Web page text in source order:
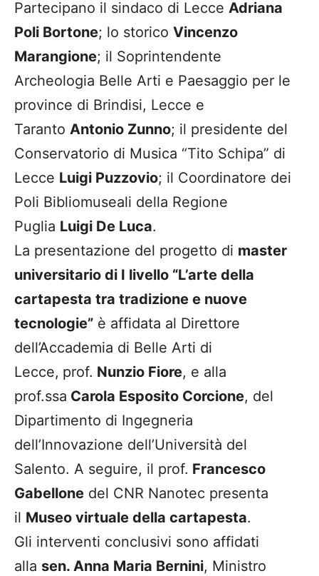
Partecipano il sindaco di Lecce Adriana
Poli Bortone; lo storico Vincenzo
Marangione; il Soprintendente
Archeologia Belle Arti e Paesaggio per le
province di Brindisi, Lecce e
Taranto Antonio Zunno; il presidente del
Conservatorio di Musica “Tito Schipa” di
Lecce Luigi Puzzovio; il Coordinatore dei
Poli Bibliomuseali della Regione
Puglia Luigi De Luca.
La presentazione del progetto di master
universitario di I livello “L’arte della
cartapesta tra tradizione e nuove
tecnologie” è affidata al Direttore
dell’Accademia di Belle Arti di
Lecce, prof. Nunzio Fiore, e alla
prof.ssa Carola Esposito Corcione, del
Dipartimento di Ingegneria
dell’Innovazione dell’Università del
Salento. A seguire, il prof. Francesco
Gabellone del CNR Nanotec presenta
il Museo virtuale della cartapesta.
Gli interventi conclusivi sono affidati
alla sen. Anna Maria Bernini, Ministro